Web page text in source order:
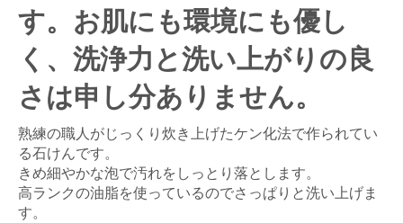
す。お肌にも環境にも優し
く、洗浄力と洗い上がりの良
さは申し分ありません。
熟練の職人がじっくり炊き上げたケン化法で作られてい
る石けんです。
きめ細やかな泡で汚れをしっとり落とします。
高ランクの油脂を使っているのでさっぱりと洗い上げま
す。